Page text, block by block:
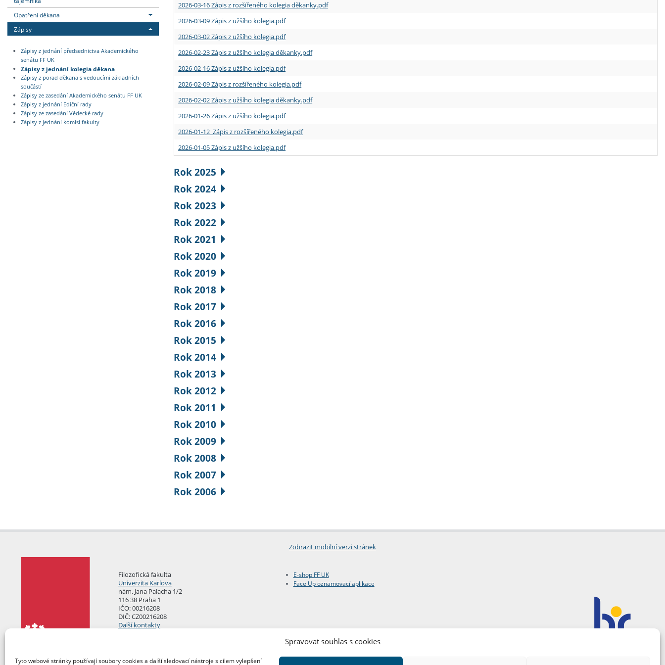
Spravovat souhlas s cookies
Tyto webové stránky používají soubory cookies a další sledovací nástroje s cílem vylepšení
Opatření děkana
Zápisy
Zápisy z jednání předsednictva Akademického
senátu FF UK
Zápisy z jednání kolegia děkana
Zápisy z porad děkana s vedoucími základních
součástí
Zápisy ze zasedání Akademického senátu FF UK
Zápisy z jednání Ediční rady
Zápisy ze zasedání Vědecké rady
Zápisy z jednání komisí fakulty
2026-03-16 Zápis z rozšířeného kolegia děkanky.pdf
2026-03-09 Zápis z užšího kolegia.pdf
2026-03-02 Zápis z užšího kolegia.pdf
2026-02-23 Zápis z užšího kolegia děkanky.pdf
2026-02-16 Zápis z užšího kolegia.pdf
2026-02-09 Zápis z rozšířeného kolegia.pdf
2026-02-02 Zápis z užšího kolegia děkanky.pdf
2026-01-26 Zápis z užšího kolegia.pdf
2026-01-12 Zápis z rozšířeného kolegia.pdf
2026-01-05 Zápis z užšího kolegia.pdf
Rok 2025
Rok 2024
Rok 2023
Rok 2022
Rok 2021
Rok 2020
Rok 2019
Rok 2018
Rok 2017
Rok 2016
Rok 2015
Rok 2014
Rok 2013
Rok 2012
Rok 2011
Rok 2010
Rok 2009
Rok 2008
Rok 2007
Rok 2006
Zobrazit mobilní verzi stránek
Filozofická fakulta
Univerzita Karlova
nám. Jana Palacha 1/2
116 38 Praha 1
IČO: 00216208
DIČ: CZ00216208
Další kontakty
E-shop FF UK
Face Up oznamovací aplikace